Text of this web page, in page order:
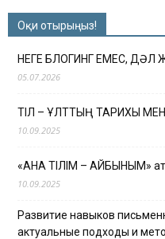
Оқи отырыңыз!
НЕГЕ БЛОГИНГ ЕМЕС, ДӘЛ
05.07.2026
ТІЛ – ҰЛТТЫҢ ТАРИХЫ
10.09.2025
«АНА ТІЛІМ – АЙБЫНЫМ»
10.09.2025
Развитие навыков
актуальные подходы и